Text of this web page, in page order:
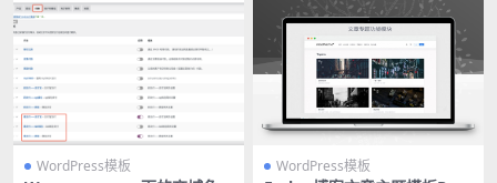
WordPress模板 WordPress模板